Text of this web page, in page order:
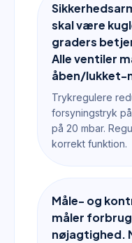
skal være
graders
Alle ventiler
åben/lukket-
Trykregulere
forsyningstryk
på 20 mbar.
korrekt funktion.
Måle- og
måler
nøjagtighed.